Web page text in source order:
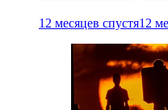
12 месяцев спустя12